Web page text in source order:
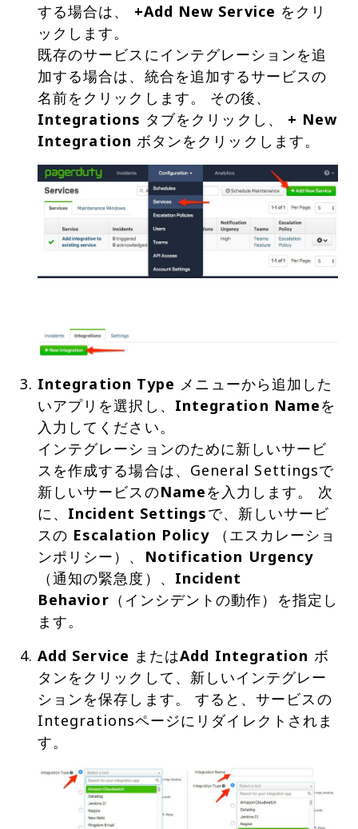
する場合は、 +Add New Service をクリ
ックします。
既存のサービスにインテグレーションを追
加する場合は、統合を追加するサービスの
名前をクリックします。 その後、
Integrations タブをクリックし、 + New
Integration
Integration Type メニューから追加した
いアプリを選択し、 Integration Nameを
入力してください。
インテグレーションのために新しいサービ
スを作成する場合は、General Settingsで
新しいサービスのNameを入力します。 次
に、 Incident Settingsで、新しいサービ
スの Escalation Policy（エスカレーショ
ンポリシー）、
Notification Urgency
（通知の緊急度）、 Incident
Behavior （インシデントの動作）を指定し
ます。
Add Service またはAdd Integration ボ
タンをクリックして、新しいインテグレー
ションを保存します。 すると、サービスの
Integrationsページにリダイレクトされま